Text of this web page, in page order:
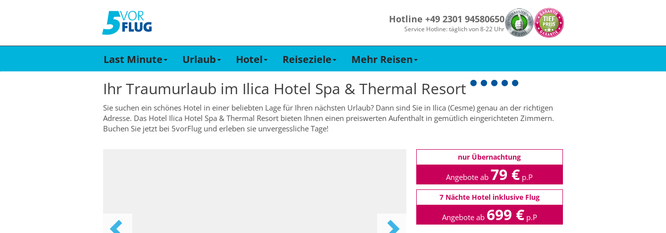
Hotline +49 2301 94580650
Service Hotline: täglich von 8-22 Uhr
Last Minute Urlaub Hotel Reiseziele Mehr Reisen
Ihr Traumurlaub im Ilica Hotel Spa & Thermal Resort
Sie suchen ein schönes Hotel in einer beliebten Lage für Ihren nächsten Urlaub? Dann sind Sie in Ilica (Cesme) genau an der richtigen
Adresse. Das Hotel Ilica Hotel Spa & Thermal Resort bieten Ihnen einen preiswerten Aufenthalt in gemütlich eingerichteten Zimmern.
Buchen Sie jetzt bei 5vorFlug und erleben sie unvergessliche Tage!
nur Übernachtung
Angebote ab 79 € p.P
7 Nächte Hotel inklusive Flug
Angebote ab 699 € p.P